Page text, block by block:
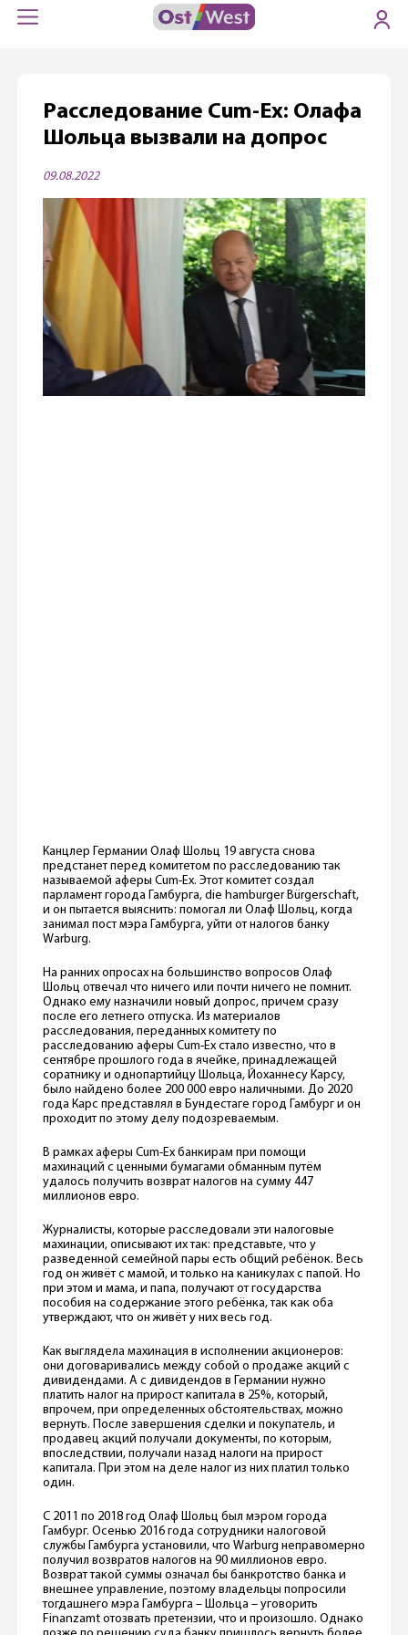
Расследование Cum-Ex: Олафа
Шольца вызвали на допрос
09.08.2022
Канцлер Германии Олаф Шольц 19 августа снова
предстанет перед комитетом по расследованию так
называемой аферы Cum-Ex. Этот комитет создал
парламент города Гамбурга, die hamburger Bürgerschaft,
и он пытается выяснить: помогал ли Олаф Шольц, когда
занимал пост мэра Гамбурга, уйти от налогов банку
Warburg.
На ранних опросах на большинство вопросов Олаф
Шольц отвечал что ничего или почти ничего не помнит.
Однако ему назначили новый допрос, причем сразу
после его летнего отпуска. Из материалов
расследования, переданных комитету по
расследованию аферы Cum-Ex стало известно, что в
сентябре прошлого года в ячейке, принадлежащей
соратнику и однопартийцу Шольца, Йоханнесу Карсу,
было найдено более 200 000 евро наличными. До 2020
года Карс представлял в Бундестаге город Гамбург и он
проходит по этому делу подозреваемым.
В рамках аферы Cum-Ex банкирам при помощи
махинаций с ценными бумагами обманным путём
удалось получить возврат налогов на сумму 447
миллионов евро.
Журналисты, которые расследовали эти налоговые
махинации, описывают их так: представьте, что у
разведенной семейной пары есть общий ребёнок. Весь
год он живёт с мамой, и только на каникулах с папой. Но
при этом и мама, и папа, получают от государства
пособия на содержание этого ребёнка, так как оба
утверждают, что он живёт у них весь год.
Как выглядела махинация в исполнении акционеров:
они договаривались между собой о продаже акций с
дивидендами. А с дивидендов в Германии нужно
платить налог на прирост капитала в 25%, который,
впрочем, при определенных обстоятельствах, можно
вернуть. После завершения сделки и покупатель, и
продавец акций получали документы, по которым,
впоследствии, получали назад налоги на прирост
капитала. При этом на деле налог из них платил только
один.
С 2011 по 2018 год Олаф Шольц был мэром города
Гамбург. Осенью 2016 года сотрудники налоговой
службы Гамбурга установили, что Warburg неправомерно
получил возвратов налогов на 90 миллионов евро.
Возврат такой суммы означал бы банкротство банка и
внешнее управление, поэтому владельцы попросили
тогдашнего мэра Гамбурга – Шольца – уговорить
Finanzamt отозвать претензии, что и произошло. Однако